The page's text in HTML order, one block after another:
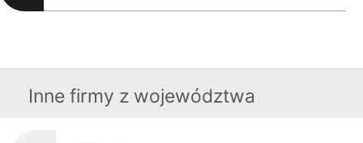
Inne firmy z województwa